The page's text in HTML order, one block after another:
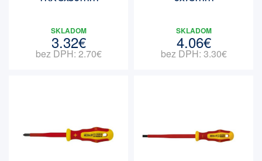
SKLADOM
3.32€
bez DPH: 2.70€
SKLADOM
4.06€
bez DPH: 3.30€